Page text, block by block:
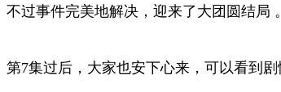
不过事件完美地解决，迎来了大团圆结局
第7集过后，大家也安下心来，可以看到